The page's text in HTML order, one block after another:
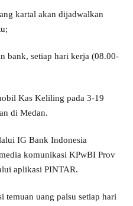
kartal akan dijadwalkan
bank, setiap hari kerja (08.00-
Kas Keliling pada 3-19
di Medan.
IG Bank Indonesia
komunikasi KPwBI Prov
aplikasi PINTAR.
temuan uang palsu setiap hari